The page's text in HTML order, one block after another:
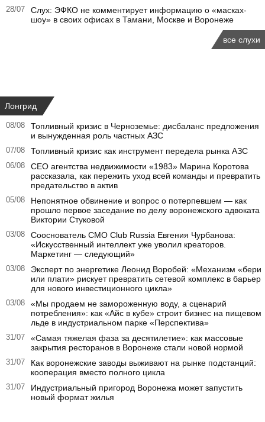
28/07
Слух: ЭФКО не комментирует информацию о «масках-
шоу» в своих офисах в Тамани, Москве и Воронеже
все слухи
Лонгрид
08/08
Топливный кризис в Черноземье: дисбаланс предложения
и вынужденная роль частных АЗС
07/08 Топливный кризис как инструмент передела рынка АЗС
06/08
CEO агентства недвижимости «1983» Марина Коротова
рассказала, как пережить уход всей команды и превратить
предательство в актив
05/08
Непонятное обвинение и вопрос о потерпевшем — как
прошло первое заседание по делу воронежского адвоката
Виктории Стуковой
03/08
Сооснователь CMO Club Russia Евгения Чурбанова:
«Искусственный интеллект уже уволил креаторов.
Маркетинг — следующий»
03/08
Эксперт по энергетике Леонид Воробей: «Механизм «бери
или плати» рискует превратить сетевой комплекс в барьер
для нового инвестиционного цикла»
03/08
«Мы продаем не замороженную воду, а сценарий
потребления»: как «Айс в кубе» строит бизнес на пищевом
льде в индустриальном парке «Перспектива»
31/07
«Самая тяжелая фаза за десятилетие»: как массовые
закрытия ресторанов в Воронеже стали новой нормой
31/07
Как воронежские заводы выживают на рынке подстанций:
кооперация вместо полного цикла
31/07
Индустриальный пригород Воронежа может запустить
новый формат жилья